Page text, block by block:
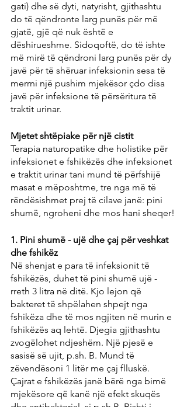
gati) dhe së dyti, natyrisht, gjithashtu
do të qëndronte larg punës për më
gjatë, gjë që nuk është e
dëshirueshme. Sidoqoftë, do të ishte
më mirë të qëndroni larg punës për dy
javë për të shëruar infeksionin sesa të
merrni një pushim mjekësor çdo disa
javë për infeksione të përsëritura të
traktit urinar.
Mjetet shtëpiake për një cistit
Terapia naturopatike dhe holistike për
infeksionet e fshikëzës dhe infeksionet
e traktit urinar tani mund të përfshijë
masat e mëposhtme, tre nga më të
rëndësishmet prej të cilave janë: pini
shumë, ngroheni dhe mos hani sheqer!
1. Pini shumë - ujë dhe çaj për veshkat
dhe fshikëz
Në shenjat e para të infeksionit të
fshikëzës, duhet të pini shumë ujë -
rreth 3 litra në ditë. Kjo lejon që
bakteret të shpëlahen shpejt nga
fshikëza dhe të mos ngjiten në murin e
fshikëzës aq lehtë. Djegia gjithashtu
zvogëlohet ndjeshëm. Një pjesë e
sasisë së ujit, p.sh. B. Mund të
zëvendësoni 1 litër me çaj flluskë.
Çajrat e fshikëzës janë bërë nga bimë
mjekësore që kanë një efekt skuqës